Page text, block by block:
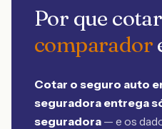
Por que
comparador
Cotar o seguro auto
seguradora entrega
seguradora — e os